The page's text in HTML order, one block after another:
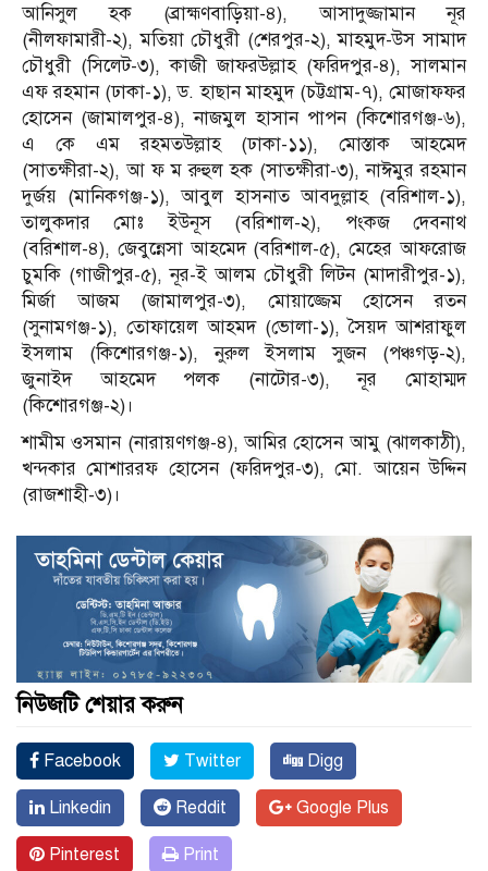
আনিসুল হক (ব্রাহ্মণবাড়িয়া-৪), আসাদুজ্জামান নূর
(নীলফামারী-২), মতিয়া চৌধুরী (শেরপুর-২), মাহমুদ-উস সামাদ
চৌধুরী (সিলেট-৩), কাজী জাফরউল্লাহ (ফরিদপুর-৪), সালমান
এফ রহমান (ঢাকা-১), ড. হাছান মাহমুদ (চট্টগ্রাম-৭), মোজাফফর
হোসেন (জামালপুর-৪), নাজমুল হাসান পাপন (কিশোরগঞ্জ-৬),
এ কে এম রহমতউল্লাহ (ঢাকা-১১), মোস্তাক আহমেদ
(সাতক্ষীরা-২), আ ফ ম রুহুল হক (সাতক্ষীরা-৩), নাঈমুর রহমান
দুর্জয় (মানিকগঞ্জ-১), আবুল হাসনাত আবদুল্লাহ (বরিশাল-১),
তালুকদার মোঃ ইউনূস (বরিশাল-২), পংকজ দেবনাথ
(বরিশাল-৪), জেবুন্নেসা আহমেদ (বরিশাল-৫), মেহের আফরোজ
চুমকি (গাজীপুর-৫), নূর-ই আলম চৌধুরী লিটন (মাদারীপুর-১),
মির্জা আজম (জামালপুর-৩), মোয়াজ্জেম হোসেন রতন
(সুনামগঞ্জ-১), তোফায়েল আহমদ (ভোলা-১), সৈয়দ আশরাফুল
ইসলাম (কিশোরগঞ্জ-১), নুরুল ইসলাম সুজন (পঞ্চগড়-২),
জুনাইদ আহমেদ পলক (নাটোর-৩), নূর মোহাম্মদ
(কিশোরগঞ্জ-২)।
শামীম ওসমান (নারায়ণগঞ্জ-৪), আমির হোসেন আমু (ঝালকাঠী),
খন্দকার মোশাররফ হোসেন (ফরিদপুর-৩), মো. আয়েন উদ্দিন
(রাজশাহী-৩)।
নিউজটি শেয়ার করুন
Facebook Twitter Digg
Linkedin Reddit Google Plus
Pinterest Print